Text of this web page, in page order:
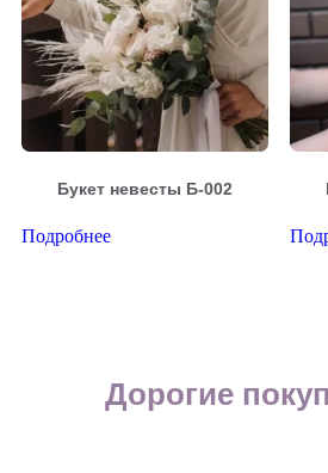
Букет невесты Б-002
Подробнее
Дорогие